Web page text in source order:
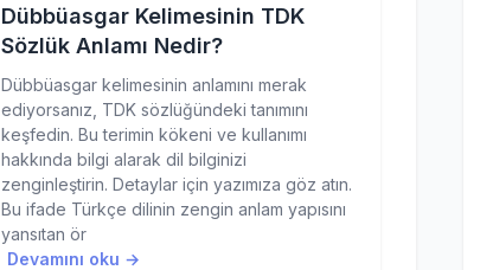
Dübbüasgar Kelimesinin TDK
Sözlük Anlamı Nedir?
Dübbüasgar kelimesinin anlamını merak
ediyorsanız, TDK sözlüğündeki tanımını
keşfedin. Bu terimin kökeni ve kullanımı
hakkında bilgi alarak dil bilginizi
zenginleştirin. Detaylar için yazımıza göz atın.
Bu ifade Türkçe dilinin zengin anlam yapısını
yansıtan ör
Devamını oku →